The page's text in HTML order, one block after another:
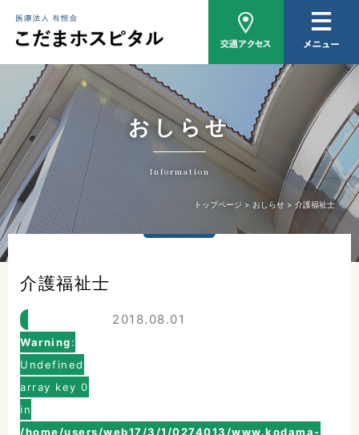
医師紹介
外来について
入院について
家族相談
おしらせ
Information
トップページ おしらせ 介護福祉士
介護福祉士
Warning:
Undefined
array key 0
in
/home/users/web17/3/1/0274013/www.kodama-
2018.08.01